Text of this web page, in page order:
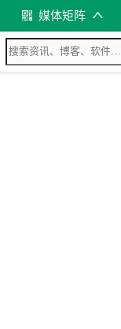
媒体矩阵